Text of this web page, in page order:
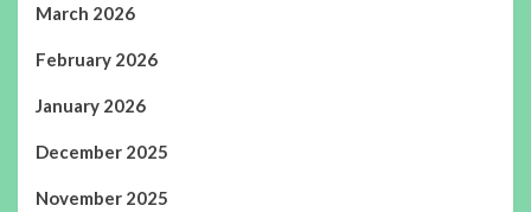
March 2026
February 2026
January 2026
December 2025
November 2025